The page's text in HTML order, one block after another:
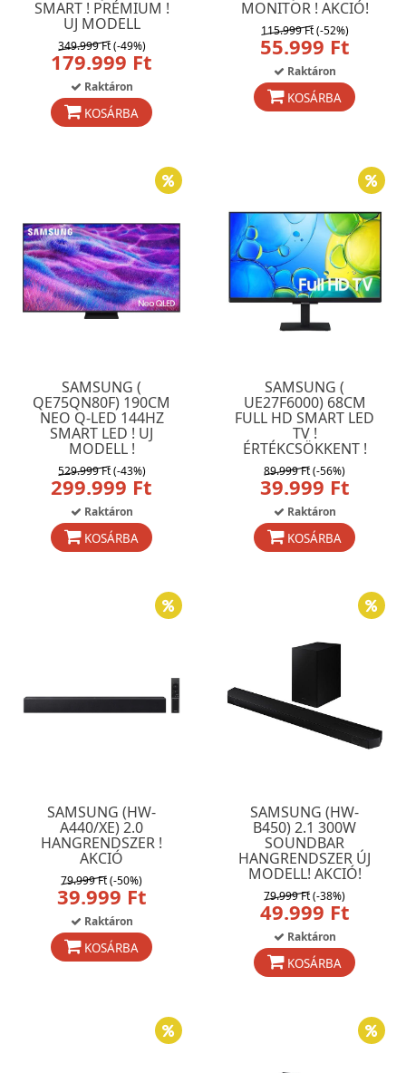
SMART ! PRÉMIUM !
UJ MODELL
349.999 Ft(-49%)
179.999 Ft
Raktáron
KOSÁRBA
MONITOR ! AKCIÓ!
115.999 Ft(-52%)
55.999 Ft
Raktáron
KOSÁRBA
SAMSUNG (
QE75QN80F) 190CM
NEO Q-LED 144HZ
SMART LED ! UJ
MODELL !
529.999 Ft(-43%)
299.999 Ft
Raktáron
KOSÁRBA
SAMSUNG (
UE27F6000) 68CM
FULL HD SMART LED
TV !
ÉRTÉKCSÖKKENT !
89.999 Ft(-56%)
39.999 Ft
Raktáron
KOSÁRBA
SAMSUNG (HW-
A440/XE) 2.0
HANGRENDSZER !
AKCIÓ
79.999 Ft(-50%)
39.999 Ft
Raktáron
KOSÁRBA
SAMSUNG (HW-
B450) 2.1 300W
SOUNDBAR
HANGRENDSZER ÚJ
MODELL! AKCIÓ!
79.999 Ft(-38%)
49.999 Ft
Raktáron
KOSÁRBA